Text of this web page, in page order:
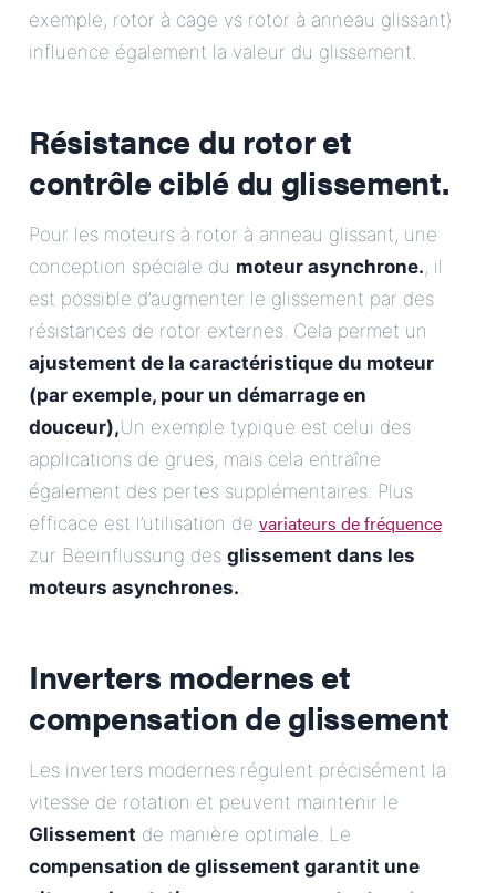
exemple, rotor à cage vs rotor à anneau glissant)
influence également la valeur du glissement.
Résistance du rotor et
contrôle ciblé du glissement.
Pour les moteurs à rotor à anneau glissant, une
conception spéciale du moteur asynchrone., il
est possible d’augmenter le glissement par des
résistances de rotor externes. Cela permet un
ajustement de la caractéristique du moteur
(par exemple, pour un démarrage en
douceur),Un exemple typique est celui des
applications de grues, mais cela entraîne
également des pertes supplémentaires. Plus
efficace est l’utilisation de variateurs de fréquence
zur Beeinflussung des glissement dans les
moteurs asynchrones..
Inverters modernes et
compensation de glissement
Les inverters modernes régulent précisément la
vitesse de rotation et peuvent maintenir le
Glissement de manière optimale. Le
compensation de glissement garantit une